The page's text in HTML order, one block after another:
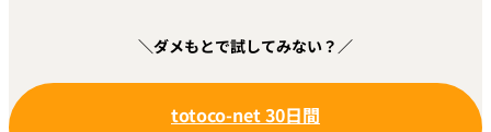
＼ダメもとで試してみない？／
totoco-net 30日間